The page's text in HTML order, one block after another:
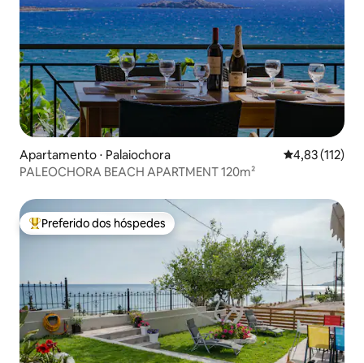
Apartamento ⋅ Palaiochora 4,83 de uma
4,83 (112)
PALEOCHORA BEACH APARTMENT 120m²
Entre os melhores preferidos dos hóspedes
Preferido dos hóspedes